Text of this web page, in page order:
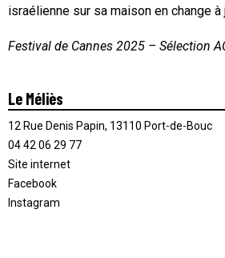
israélienne sur sa maison en change
Festival de Cannes 2025 – Sélection
Le Méliès
12 Rue Denis Papin, 13110 Port-de-Bouc
04 42 06 29 77
Site internet
Facebook
Instagram